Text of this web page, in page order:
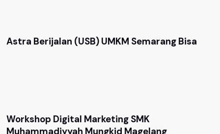
Astra Berijalan (USB) UMKM Semarang Bisa
Workshop Digital Marketing SMK
Muhammadiyyah Mungkid Magelang